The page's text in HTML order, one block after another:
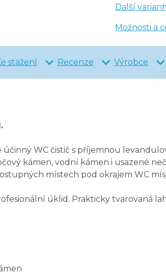
Další
Možnosti a
stažení Recenze Výrobce
účinný WC čistič s příjemnou
kámen, vodní kámen i usazené
místech pod okrajem WC
úklid. Prakticky tvarovaná